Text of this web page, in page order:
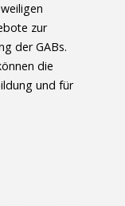
zur
der GABs.
die
und für